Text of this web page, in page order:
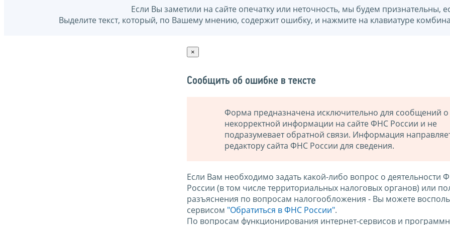
Если Вы заметили на сайте опечатку или неточность, мы будем признательны,
Выделите текст, который, по Вашему мнению, содержит ошибку, и нажмите на клавиатуре
×
Сообщить об ошибке в тексте
Форма предназначена исключительно для сообщений о
некорректной информации на сайте ФНС России и не
подразумевает обратной связи. Информация
редактору сайта ФНС России для сведения.
Если Вам необходимо задать какой-либо вопрос о деятельности
России (в том числе территориальных налоговых органов) или
разъяснения по вопросам налогообложения - Вы можете
сервисом "Обратиться в ФНС России".
По вопросам функционирования интернет-сервисов и